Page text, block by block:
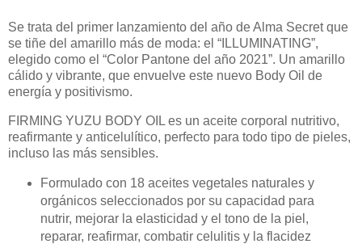
Se trata del primer lanzamiento del año de Alma Secret que
se tiñe del amarillo más de moda: el “ILLUMINATING”,
elegido como el “Color Pantone del año 2021”. Un amarillo
cálido y vibrante, que envuelve este nuevo Body Oil de
energía y positivismo.
FIRMING YUZU BODY OIL es un aceite corporal nutritivo,
reafirmante y anticelulítico, perfecto para todo tipo de pieles,
incluso las más sensibles.
Formulado con 18 aceites vegetales naturales y
orgánicos seleccionados por su capacidad para
nutrir, mejorar la elasticidad y el tono de la piel,
reparar, reafirmar, combatir celulitis y la flacidez